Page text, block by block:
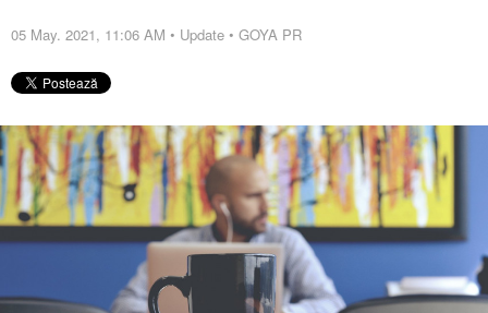
05 May. 2021, 11:06 AM • Update • GOYA PR